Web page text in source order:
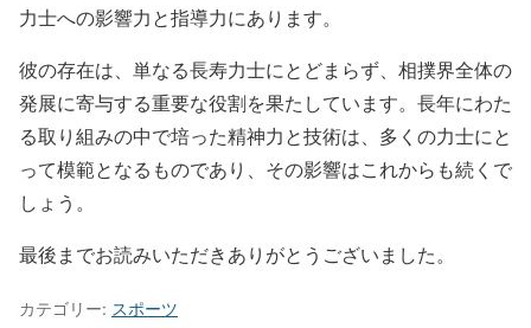
力士への影響力と指導力にあります。
彼の存在は、単なる長寿力士にとどまらず、相撲界全体の
発展に寄与する重要な役割を果たしています。長年にわた
る取り組みの中で培った精神力と技術は、多くの力士にと
って模範となるものであり、その影響はこれからも続くで
しょう。
最後までお読みいただきありがとうございました。
カテゴリー: スポーツ